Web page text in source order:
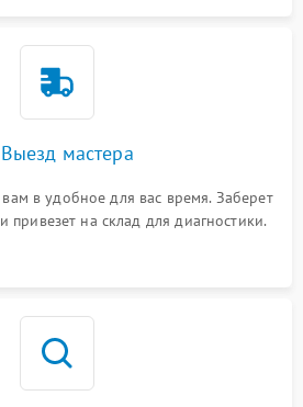
мастера
в удобное для вас время. Заберет
привезет на склад для диагностики.